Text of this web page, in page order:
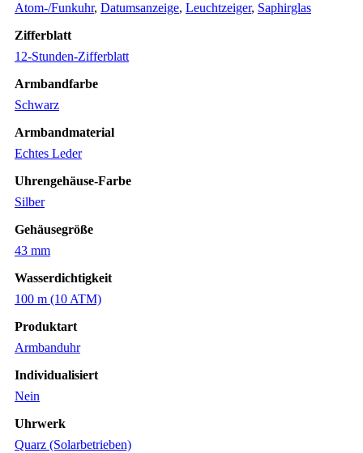
Atom-/Funkuhr, Datumsanzeige, Leuchtzeiger, Saphirglas
Zifferblatt
12-Stunden-Zifferblatt
Armbandfarbe
Schwarz
Armbandmaterial
Echtes Leder
Uhrengehäuse-Farbe
Silber
Gehäusegröße
43 mm
Wasserdichtigkeit
100 m (10 ATM)
Produktart
Armbanduhr
Individualisiert
Nein
Uhrwerk
Quarz (Solarbetrieben)